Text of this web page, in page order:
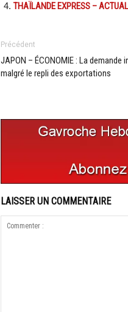
THAÏLANDE EXPRESS –
Précédent
JAPON – ÉCONOMIE : La demande
malgré le repli des exportations
LAISSER UN COMMENTAIRE